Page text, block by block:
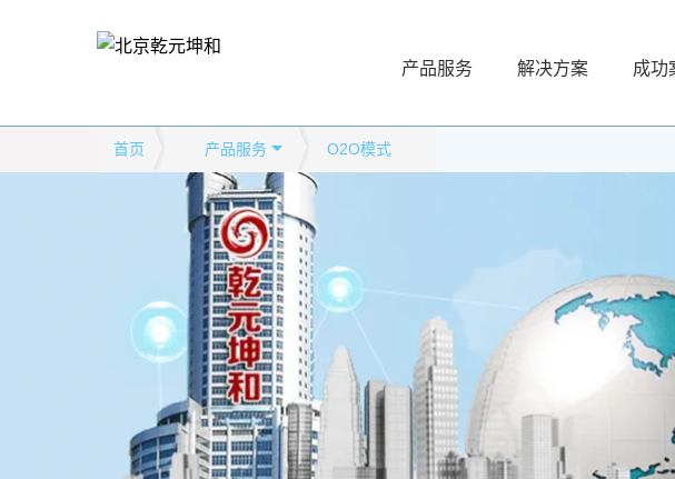
产品服务 解决方案 成功
首页 产品服务 O2O模式